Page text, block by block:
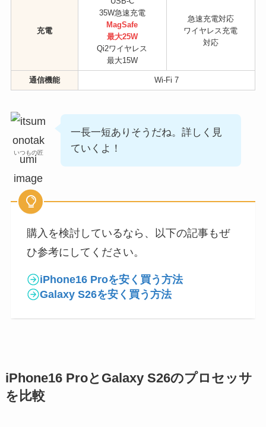
充電
35W急速充電
MagSafe
最大25W
Qi2ワイヤレス
最大15W
急速充電対応
ワイヤレス充電
対応
通信機能 Wi-Fi 7
いつもの匠
一長一短ありそうだね。詳しく見
ていくよ！
購入を検討しているなら、以下の記事もぜ
ひ参考にしてください。
iPhone16 Proを安く買う方法
Galaxy S26を安く買う方法
iPhone16 ProとGalaxy S26のプロセッサ
を比較